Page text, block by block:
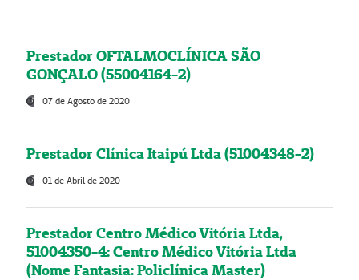
Prestador OFTALMOCLÍNICA SÃO
GONÇALO (55004164-2)
07 de Agosto de 2020
Prestador Clínica Itaipú Ltda (51004348-2)
01 de Abril de 2020
Prestador Centro Médico Vitória Ltda,
51004350-4: Centro Médico Vitória Ltda
(Nome Fantasia: Policlínica Master)